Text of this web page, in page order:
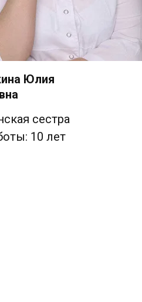
Юлия
сестра
10 лет